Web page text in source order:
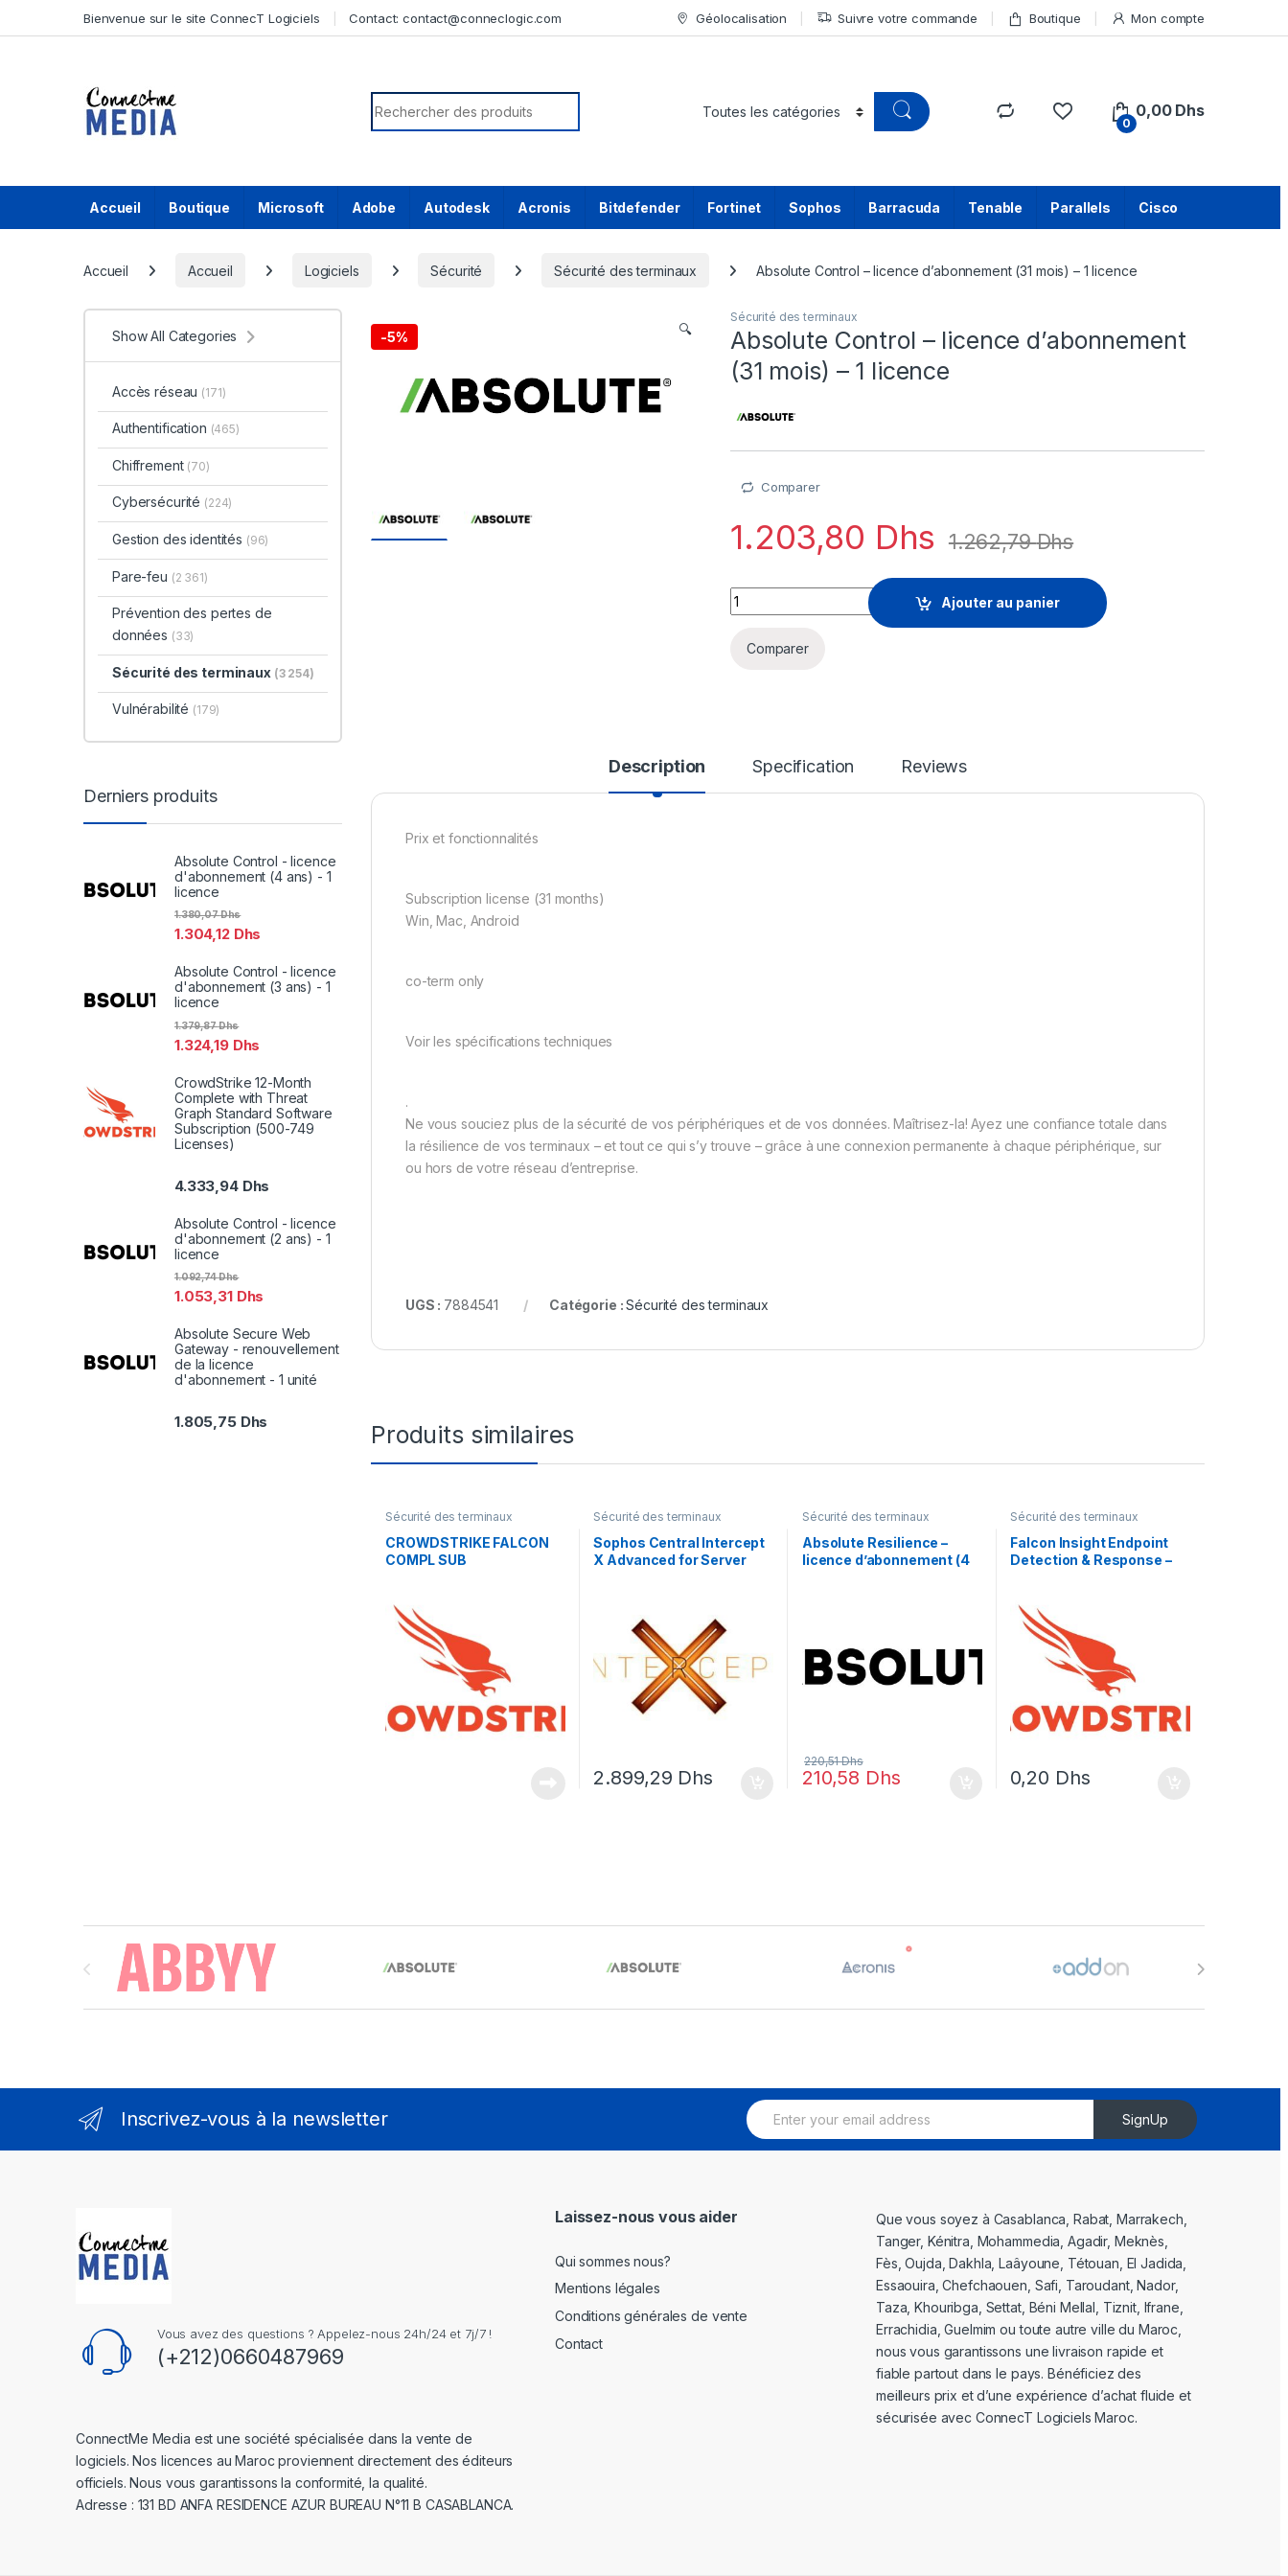
Bienvenue sur le site ConnecT Logiciels Contact:contact@conneclogic.com Géolocalisation Suivre votre commande Boutique Mon compte
Search for:
0
0,00 Dhs
Accueil Boutique Microsoft Adobe Autodesk Acronis Bitdefender Fortinet Sophos Barracuda Tenable Parallels Cisco
Accueil Accueil Logiciels Sécurité Sécurité des terminaux Absolute Control – licence d’abonnement (31 mois) – 1 licence
-5% 🔍
Sécurité des terminaux
Absolute Control – licence d’abonnement
(31 mois) – 1 licence
Comparer
1.203,80 Dhs 1.262,79Dhs
Absolute Control - licence d'abonnement (31 mois) - 1 licence quantity
Ajouter au panier
Comparer
Description Specification Reviews
Prix et fonctionnalités
Subscription license (31 months)
Win, Mac, Android
co-term only
Voir les spécifications techniques
.
Ne vous souciez plus de la sécurité de vos périphériques et de vos données. Maîtrisez-la! Ayez une confiance totale dans
la résilience de vos terminaux – et tout ce qui s’y trouve – grâce à une connexion permanente à chaque périphérique, sur
ou hors de votre réseau d’entreprise.
UGS : 7884541 Catégorie :Sécurité des terminaux
Produits similaires
Sécurité des terminaux
CROWDSTRIKE FALCON
COMPL SUB
Sécurité des terminaux
Sophos Central Intercept
X Advanced for Server
mois) – 1 serveur
2.899,29 Dhs
Sécurité des terminaux
Absolute Resilience –
licence d’abonnement (4
210,58 Dhs
220,51Dhs
Sécurité des terminaux
Falcon Insight Endpoint
Detection & Response –
0,20 Dhs
Show All Categories
Accès réseau (171)
Authentification (465)
Chiffrement (70)
Cybersécurité (224)
Gestion des identités (96)
Pare-feu (2 361)
Prévention des pertes de
données (33)
Sécurité des terminaux (3 254)
Vulnérabilité (179)
Derniers produits
Absolute Control - licence
d'abonnement (4 ans) - 1
licence
1.304,12 Dhs
1.380,07Dhs
Absolute Control - licence
d'abonnement (3 ans) - 1
licence
1.324,19 Dhs
1.379,87Dhs
CrowdStrike 12-Month
Complete with Threat
Graph Standard Software
Subscription (500-749
Licenses)
4.333,94 Dhs
Absolute Control - licence
d'abonnement (2 ans) - 1
licence
1.053,31 Dhs
1.092,74Dhs
Absolute Secure Web
Gateway - renouvellement
de la licence
d'abonnement - 1 unité
1.805,75 Dhs
Brands Carousel
Inscrivez-vous à la newsletter
E
m
SignUp
Vous avez des questions ? Appelez-nous 24h/24 et 7j/7 !
(+212)0660487969
ConnectMe Media est une société spécialisée dans la vente de
logiciels. Nos licences au Maroc proviennent directement des éditeurs
officiels. Nous vous garantissons la conformité, la qualité.
Adresse : 131 BD ANFA RESIDENCE AZUR BUREAU N°11 B CASABLANCA.
Laissez-nous vous aider
Qui sommes nous?
Mentions légales
Conditions générales de vente
Contact
Que vous soyez à Casablanca, Rabat, Marrakech,
Tanger, Kénitra, Mohammedia, Agadir, Meknès,
Fès, Oujda, Dakhla, Laâyoune, Tétouan, El Jadida,
Essaouira, Chefchaouen, Safi, Taroudant, Nador,
Taza, Khouribga, Settat, Béni Mellal, Tiznit, Ifrane,
Errachidia, Guelmim ou toute autre ville du Maroc,
nous vous garantissons une livraison rapide et
fiable partout dans le pays. Bénéficiez des
meilleurs prix et d’une expérience d’achat fluide et
sécurisée avec ConnecT Logiciels Maroc.